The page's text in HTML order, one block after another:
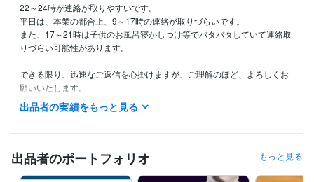
22～24時が連絡が取りやすいです。
平日は、本業の都合上、9～17時の連絡が取りづらいです。
また、17～21時は子供のお風呂寝かしつけ等でバタバタしていて連絡取
りづらい可能性があります。
できる限り、迅速なご返信を心掛けますが、ご理解のほど、よろしくお
願いいたします。
スケジュール確認、日程調整など、ご気軽にご連絡くださいませ。
某 私立大学 「キャリア形成に関する講義」 受講者約200名 某 私立大
る方法」を経営コンサルが分析するブログを開始
【ココナラ】レギ
ュラーランク確定！ 【ココナラ】シルバーランク確定！ 【ココナ
出品者の実績をもっと見る
出品者のポートフォリオ もっと見る